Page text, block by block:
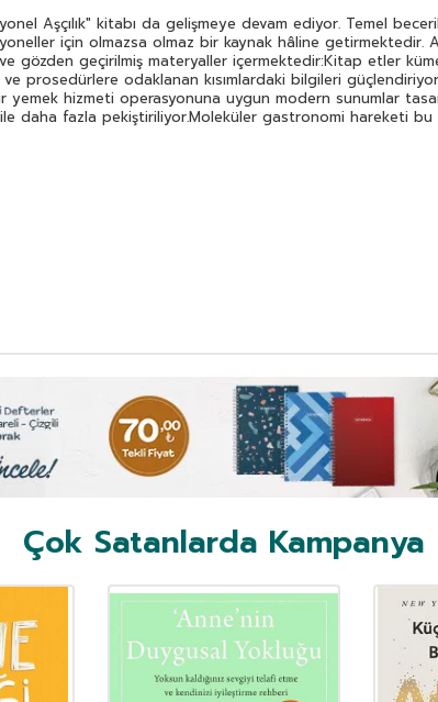
Aşçılık" kitabı da gelişmeye devam ediyor. Temel
için olmazsa olmaz bir kaynak hâline getirmektedir.
gözden geçirilmiş materyaller içermektedir:Kitap etler
odaklanan kısımlardaki bilgileri
hizmeti operasyonuna uygun modern sunumlar
fazla pekiştiriliyor.Moleküler gastronomi hareketi
Çok Satanlarda Kampanya